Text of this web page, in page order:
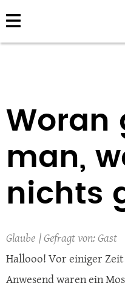
Direkt
zum
Woran
man,
nichts
Glaube
Gast
Hallooo! Vor einiger
Anwesend waren ein